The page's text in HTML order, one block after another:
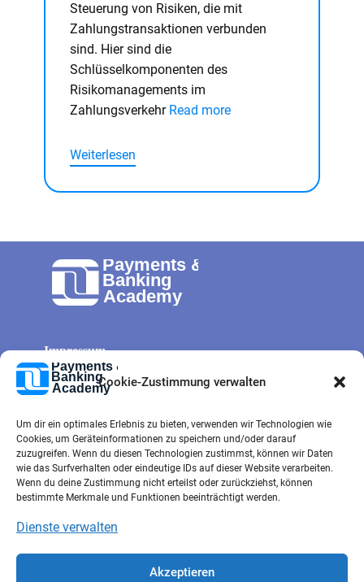
Cookie-Zustimmung verwalten
Um dir ein optimales Erlebnis zu bieten, verwenden wir Technologien wie
Cookies, um Geräteinformationen zu speichern und/oder darauf
zuzugreifen. Wenn du diesen Technologien zustimmst, können wir Daten
wie das Surfverhalten oder eindeutige IDs auf dieser Website verarbeiten.
Wenn du deine Zustimmung nicht erteilst oder zurückziehst, können
bestimmte Merkmale und Funktionen beeinträchtigt werden.
Dienste verwalten
Akzeptieren
Steuerung von Risiken, die mit
Zahlungstransaktionen verbunden
sind. Hier sind die
Schlüsselkomponenten des
Risikomanagements im
Zahlungsverkehr Read more
Weiterlesen
Impressum
Allg. Geschäftsbedingungen
Cookie-Richtlinie
Datenschutz
Kontaktformular
e-mail